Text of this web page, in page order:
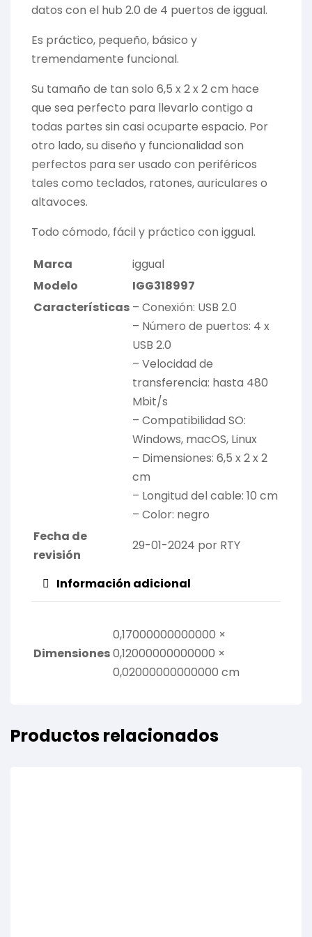
datos con el hub 2.0 de 4 puertos de iggual.
Es práctico, pequeño, básico y
tremendamente funcional.
Su tamaño de tan solo 6,5 x 2 x 2 cm hace
que sea perfecto para llevarlo contigo a
todas partes sin casi ocuparte espacio. Por
otro lado, su diseño y funcionalidad son
perfectos para ser usado con periféricos
tales como teclados, ratones, auriculares o
altavoces.
Todo cómodo, fácil y práctico con iggual.
Marca
iggual
Modelo
IGG318997
Características – Conexión: USB 2.0
– Número de puertos: 4 x
USB 2.0
– Velocidad de
transferencia: hasta 480
Mbit/s
– Compatibilidad SO:
Windows, macOS, Linux
– Dimensiones: 6,5 x 2 x 2
cm
– Longitud del cable: 10 cm
– Color: negro
Fecha de
revisión
29-01-2024 por RTY
Información adicional
Dimensiones
0,17000000000000 ×
0,12000000000000 ×
0,02000000000000 cm
Productos relacionados